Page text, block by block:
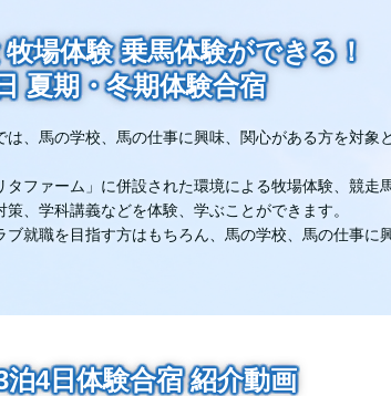
場体験 乗馬体験ができる！
夏期・冬期体験合宿
、馬の学校、馬の仕事に興味、関心がある方を対象
ファーム」に併設された環境による牧場体験、競走
、学科講義などを体験、学ぶことができます。
就職を目指す方はもちろん、馬の学校、馬の仕事に
泊4日体験合宿 紹介動画